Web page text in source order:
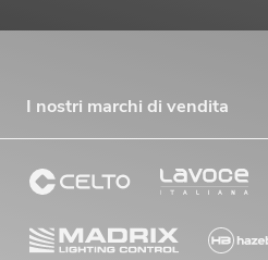
I nostri marchi di vendita